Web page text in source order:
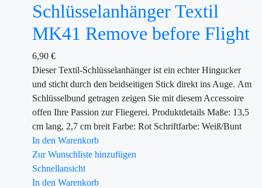
Schlüsselanhänger Textil
MK41 Remove before Flight
6,90 €
Dieser Textil-Schlüsselanhänger ist ein echter Hingucker
und sticht durch den beidseitigen Stick direkt ins Auge. Am
Schlüsselbund getragen zeigen Sie mit diesem Accessoire
offen Ihre Passion zur Fliegerei. Produktdetails Maße: 13,5
cm lang, 2,7 cm breit Farbe: Rot Schriftfarbe: Weiß/Bunt
In den Warenkorb
Zur Wunschliste hinzufügen
Schnellansicht
In den Warenkorb